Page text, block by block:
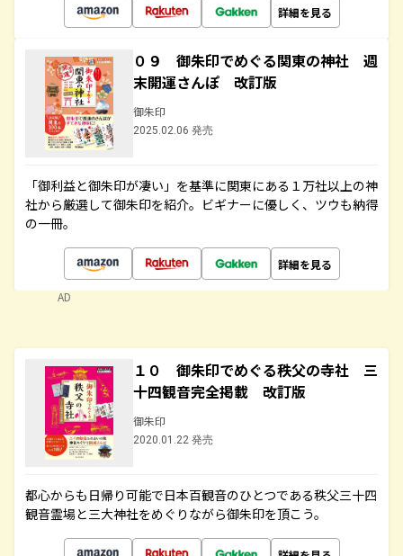
詳細を見る
０９ 御朱印でめぐる関東の神社 週
末開運さんぽ 改訂版
御朱印
2025.02.06 発売
「御利益と御朱印が凄い」を基準に関東にある１万社以上の神
社から厳選して御朱印を紹介。ビギナーに優しく、ツウも納得
の一冊。
詳細を見る
AD
１０ 御朱印でめぐる秩父の寺社 三
十四観音完全掲載 改訂版
御朱印
2020.01.22 発売
都心からも日帰り可能で日本百観音のひとつである秩父三十四
観音霊場と三大神社をめぐりながら御朱印を頂こう。